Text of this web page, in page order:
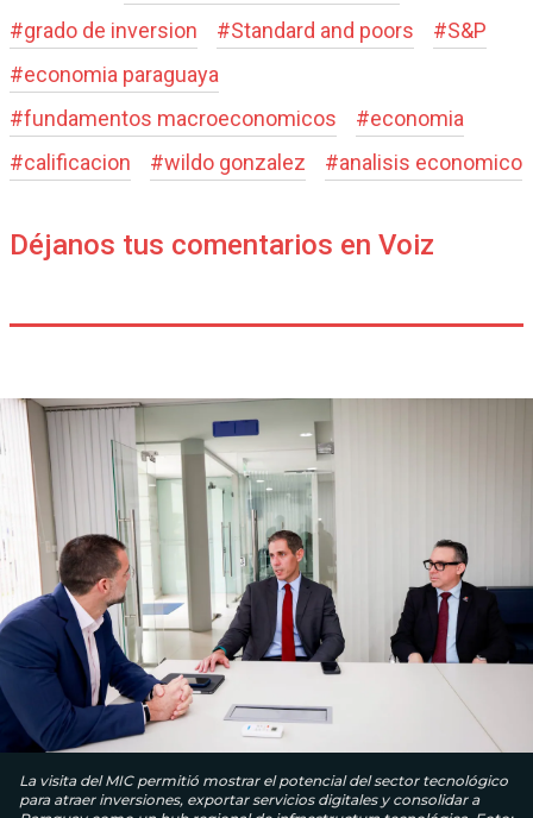
#grado de inversion #Standard and poors #S&P
#economia paraguaya
#fundamentos macroeconomicos #economia
#calificacion #wildo gonzalez #analisis economico
Déjanos tus comentarios en Voiz
La visita del MIC permitió mostrar el potencial del sector tecnológico
para atraer inversiones, exportar servicios digitales y consolidar a